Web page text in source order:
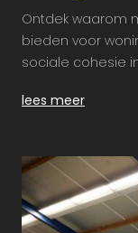
Ontdek waarom
bieden voor
sociale cohesie
lees meer